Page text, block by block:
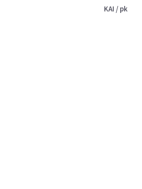
KAI / pk